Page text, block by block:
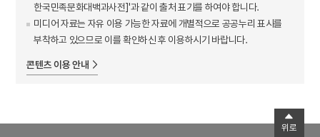
한국민족문화대백과사전]'과 같이 출처 표기를 하여야 합니다.
미디어 자료는 자유 이용 가능한 자료에 개별적으로 공공누리 표시를
부착하고 있으므로 이를 확인하신 후 이용하시기 바랍니다.
콘텐츠 이용 안내
위로